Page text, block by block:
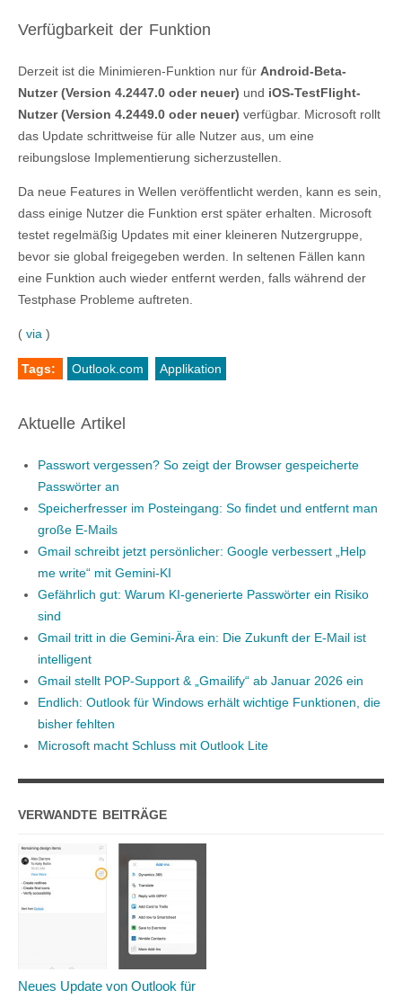
Verfügbarkeit der Funktion
Derzeit ist die Minimieren-Funktion nur für Android-Beta-
Nutzer (Version 4.2447.0 oder neuer) und iOS-TestFlight-
Nutzer (Version 4.2449.0 oder neuer) verfügbar. Microsoft rollt
das Update schrittweise für alle Nutzer aus, um eine
reibungslose Implementierung sicherzustellen.
Da neue Features in Wellen veröffentlicht werden, kann es sein,
dass einige Nutzer die Funktion erst später erhalten. Microsoft
testet regelmäßig Updates mit einer kleineren Nutzergruppe,
bevor sie global freigegeben werden. In seltenen Fällen kann
eine Funktion auch wieder entfernt werden, falls während der
Testphase Probleme auftreten.
( via )
Tags: Outlook.com Applikation
Aktuelle Artikel
Passwort vergessen? So zeigt der Browser gespeicherte
Passwörter an
Speicherfresser im Posteingang: So findet und entfernt man
große E-Mails
Gmail schreibt jetzt persönlicher: Google verbessert „Help
me write“ mit Gemini-KI
Gefährlich gut: Warum KI-generierte Passwörter ein Risiko
sind
Gmail tritt in die Gemini-Ära ein: Die Zukunft der E-Mail ist
intelligent
Gmail stellt POP-Support & „Gmailify“ ab Januar 2026 ein
Endlich: Outlook für Windows erhält wichtige Funktionen, die
bisher fehlten
Microsoft macht Schluss mit Outlook Lite
VERWANDTE BEITRÄGE
Neues Update von Outlook für